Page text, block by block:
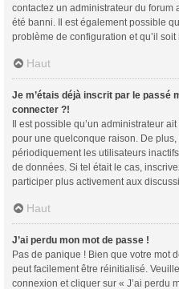
contactez un administrateur du forum
été banni. Il est également possible
problème de configuration et qu’il
Haut
Je m’étais déjà inscrit par le passé
connecter ?!
Il est possible qu’un administrateur
pour une quelconque raison. De
périodiquement les utilisateurs
de données. Si tel était le cas,
participer plus activement aux
Haut
J’ai perdu mon mot de passe !
Pas de panique ! Bien que votre mot
peut facilement être réinitialisé.
connexion et cliquer sur « J’ai perdu